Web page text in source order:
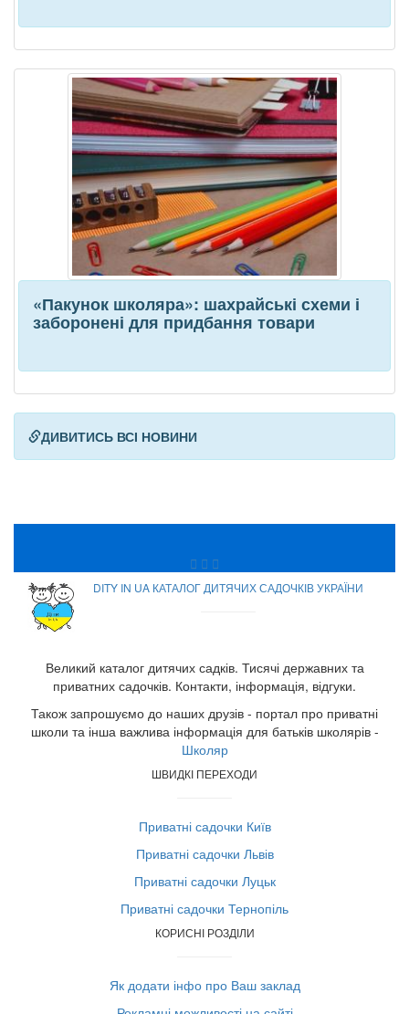
«Пакунок школяра»: шахрайські схеми і
заборонені для придбання товари
ДИВИТИСЬ ВСІ НОВИНИ
DITY IN UA КАТАЛОГ ДИТЯЧИХ САДОЧКІВ УКРАЇНИ
Великий каталог дитячих садків. Тисячі державних та
приватних садочків. Контакти, інформація, відгуки.
Також запрошуємо до наших друзів - портал про приватні
школи та інша важлива інформація для батьків школярів -
Школяр
ШВИДКІ ПЕРЕХОДИ
Приватні садочки Київ
Приватні садочки Львів
Приватні садочки Луцьк
Приватні садочки Тернопіль
КОРИСНІ РОЗДІЛИ
Як додати інфо про Ваш заклад